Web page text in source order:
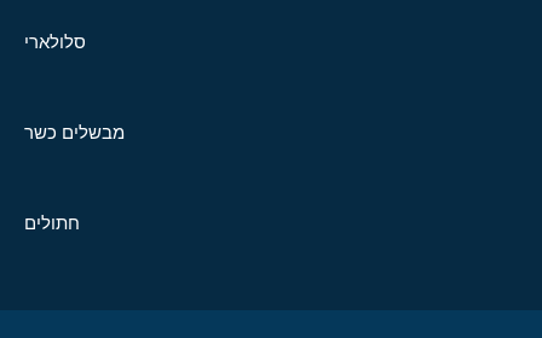
סלולארי
מבשלים כשר
חתולים